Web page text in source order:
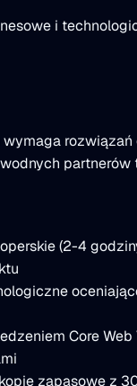
i
rozwiązań
(2-4
Core
zapasowe z